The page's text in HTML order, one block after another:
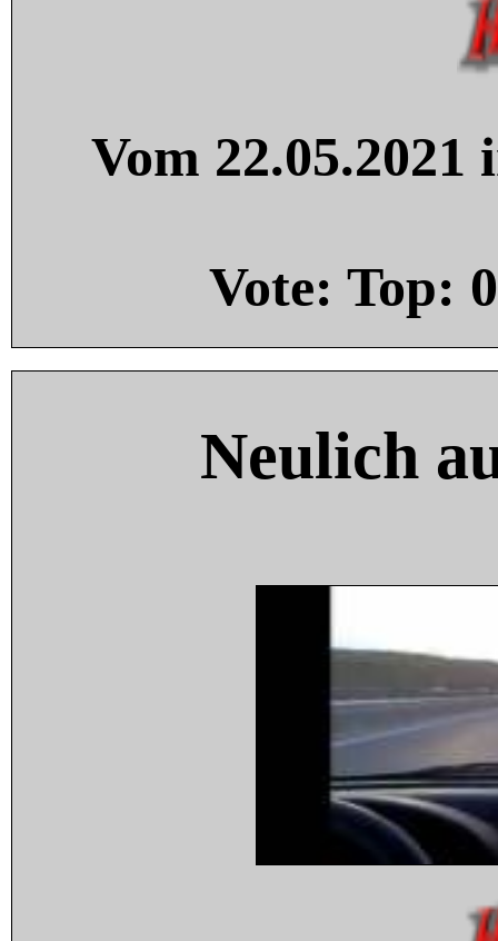
Vom
Vote: Top: 0
Neulich